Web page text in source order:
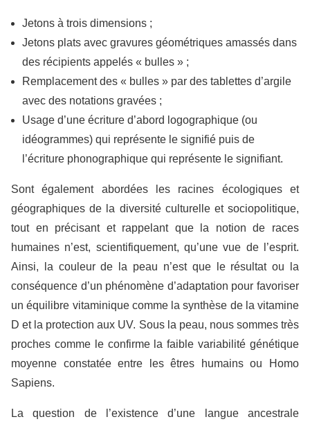
Jetons à trois dimensions ;
Jetons plats avec gravures géométriques amassés dans
des récipients appelés « bulles » ;
Remplacement des « bulles » par des tablettes d’argile
avec des notations gravées ;
Usage d’une écriture d’abord logographique (ou
idéogrammes) qui représente le signifié puis de
l’écriture phonographique qui représente le signifiant.
Sont également abordées les racines écologiques et
géographiques de la diversité culturelle et sociopolitique,
tout en précisant et rappelant que la notion de races
humaines n’est, scientifiquement, qu’une vue de l’esprit.
Ainsi, la couleur de la peau n’est que le résultat ou la
conséquence d’un phénomène d’adaptation pour favoriser
un équilibre vitaminique comme la synthèse de la vitamine
D et la protection aux UV. Sous la peau, nous sommes très
proches comme le confirme la faible variabilité génétique
moyenne constatée entre les êtres humains ou Homo
Sapiens.
La question de l’existence d’une langue ancestrale